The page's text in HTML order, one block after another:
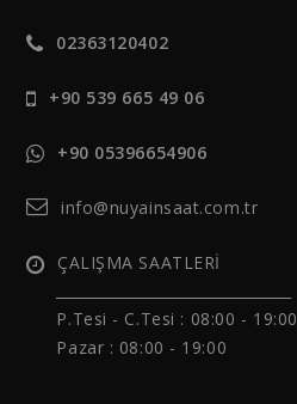
02363120402
+90 539 665 49 06
+90 05396654906
info@nuyainsaat.com.tr
ÇALIŞMA SAATLERİ
P.Tesi - C.Tesi : 08:00 - 19:00
Pazar : 08:00 - 19:00